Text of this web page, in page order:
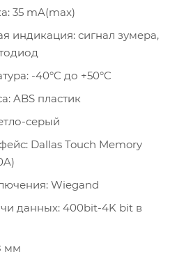
35 mA(max)
индикация: сигнал зумера,
-40°C до +50°C
ABS пластик
серый
Dallas Touch Memory
Wiegand
данных: 400bit-4K bit в
мм